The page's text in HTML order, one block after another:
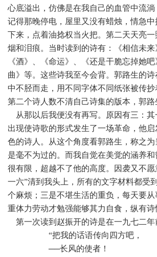
心底溢出，仿佛是在我自己的血管中流淌
记得那晚停电，屋里又没有蜡烛，情急
下来，点着油捻权当火把。第二天天亮
烟和泪痕。当时读到的诗有：《相信未来
《酒》、《命运》、《还是干脆忘掉她
曲》等。这些诗我至今会背。郭路生的
中不胫而走，用不同字体不同纸张被传
第二个诗人数不清自己诗集的版本，郭路
 从那以后我便没有再写。原因有三：
出现使诗歌的形式发生了一场革命，他
色的诗人。从这个角度看郭路生，称之为
是毫不为过的。而我自觉在美觉的涵养
很有限，超越不了他的高度。因袭又不愿
一六”清到我头上，所有的文字材料都受
个麻烦；三是不堪生活的重负，每天要
重体力劳动才勉强能够其力自食，纵有诗
 第一次读到赵振开的诗是在一九七二年
 “把我的话语传向四方吧，
 ──长风的使者！